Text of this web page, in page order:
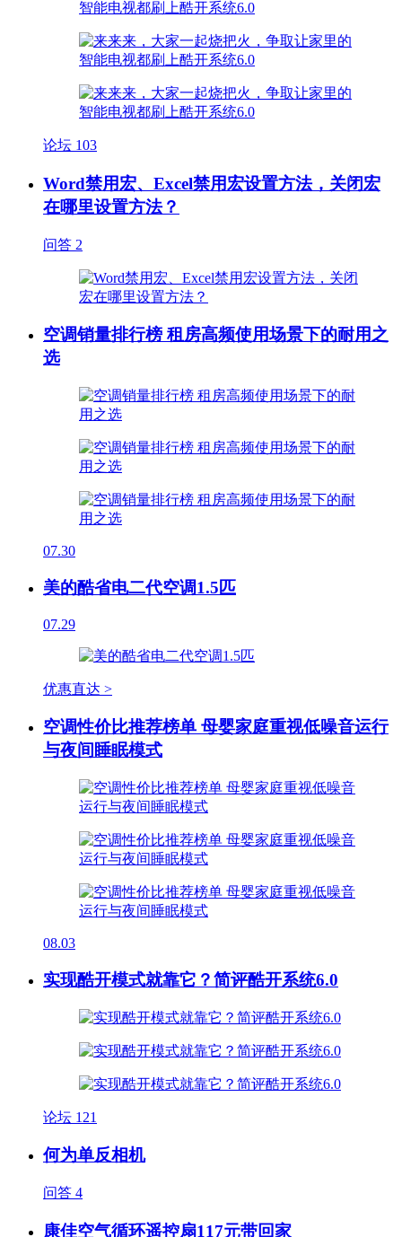
论坛 103
Word禁用宏、Excel禁用宏设置方法，关闭宏
在哪里设置方法？
问答 2
空调销量排行榜 租房高频使用场景下的耐用之
选
07.30
美的酷省电二代空调1.5匹
07.29
优惠直达 >
空调性价比推荐榜单 母婴家庭重视低噪音运行
与夜间睡眠模式
08.03
实现酷开模式就靠它？简评酷开系统6.0
论坛 121
何为单反相机
问答 4
康佳空气循环遥控扇117元带回家